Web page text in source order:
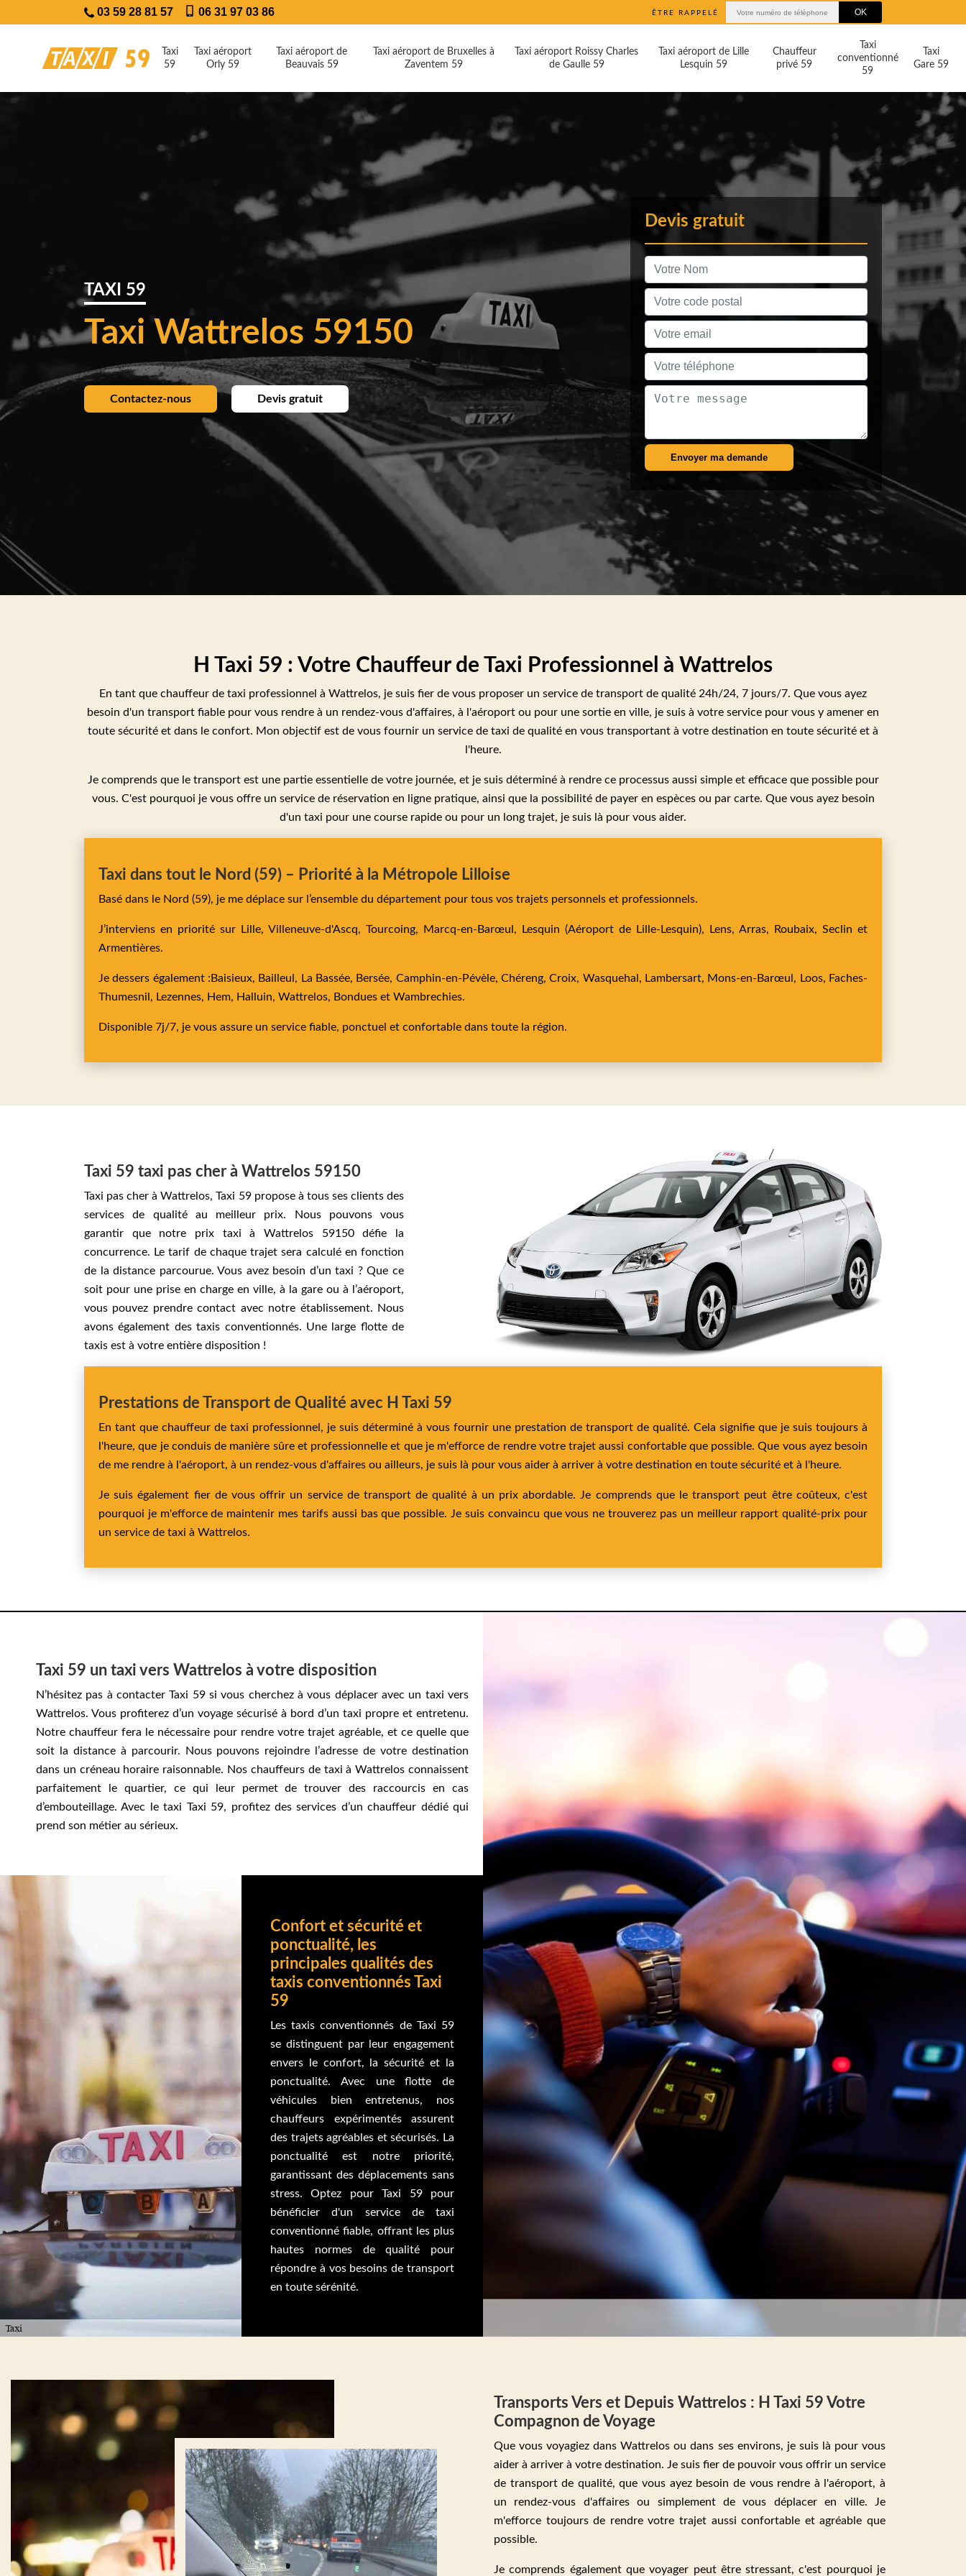
03 59 28 81 57 06 31 97 03 86 ÊTRE RAPPELÉ
Taxi
59
Taxi aéroport
Orly 59
Taxi aéroport de
Beauvais 59
Taxi aéroport de Bruxelles à
Zaventem 59
Taxi aéroport Roissy Charles
de Gaulle 59
Taxi aéroport de Lille
Lesquin 59
Chauffeur
privé 59
Taxi
conventionné
59
Taxi
Gare 59
TAXI 59
Taxi Wattrelos 59150
Contactez-nous Devis gratuit
Devis gratuit
H Taxi 59 : Votre Chauffeur de Taxi Professionnel à Wattrelos
En tant que chauffeur de taxi professionnel à Wattrelos, je suis fier de vous proposer un service de transport de qualité 24h/24, 7 jours/7. Que vous ayez
besoin d'un transport fiable pour vous rendre à un rendez-vous d'affaires, à l'aéroport ou pour une sortie en ville, je suis à votre service pour vous y amener en
toute sécurité et dans le confort. Mon objectif est de vous fournir un service de taxi de qualité en vous transportant à votre destination en toute sécurité et à
l'heure.
Je comprends que le transport est une partie essentielle de votre journée, et je suis déterminé à rendre ce processus aussi simple et efficace que possible pour
vous. C'est pourquoi je vous offre un service de réservation en ligne pratique, ainsi que la possibilité de payer en espèces ou par carte. Que vous ayez besoin
d'un taxi pour une course rapide ou pour un long trajet, je suis là pour vous aider.
Taxi dans tout le Nord (59) – Priorité à la Métropole Lilloise
Basé dans le Nord (59), je me déplace sur l’ensemble du département pour tous vos trajets personnels et professionnels.
J’interviens en priorité sur Lille, Villeneuve-d'Ascq, Tourcoing, Marcq-en-Barœul, Lesquin (Aéroport de Lille-Lesquin), Lens, Arras, Roubaix, Seclin et
Armentières.
Je dessers également : Baisieux, Bailleul, La Bassée, Bersée, Camphin-en-Pévèle,Chéreng,Croix, Wasquehal, Lambersart, Mons-en-Barœul, Loos, Faches-
Thumesnil, Lezennes, Hem, Halluin, Wattrelos, Bondues et Wambrechies.
Disponible 7j/7, je vous assure un service fiable, ponctuel et confortable dans toute la région.
Taxi 59 taxi pas cher à Wattrelos 59150
Taxi pas cher à Wattrelos, Taxi 59 propose à tous ses clients des
services de qualité au meilleur prix. Nous pouvons vous
garantir que notre prix taxi à Wattrelos 59150 défie la
concurrence. Le tarif de chaque trajet sera calculé en fonction
de la distance parcourue. Vous avez besoin d’un taxi ? Que ce
soit pour une prise en charge en ville, à la gare ou à l’aéroport,
vous pouvez prendre contact avec notre établissement. Nous
avons également des taxis conventionnés. Une large flotte de
taxis est à votre entière disposition !
Prestations de Transport de Qualité avec H Taxi 59
En tant que chauffeur de taxi professionnel, je suis déterminé à vous fournir une prestation de transport de qualité. Cela signifie que je suis toujours à
l'heure, que je conduis de manière sûre et professionnelle et que je m'efforce de rendre votre trajet aussi confortable que possible. Que vous ayez besoin
de me rendre à l'aéroport, à un rendez-vous d'affaires ou ailleurs, je suis là pour vous aider à arriver à votre destination en toute sécurité et à l'heure.
Je suis également fier de vous offrir un service de transport de qualité à un prix abordable. Je comprends que le transport peut être coûteux, c'est
pourquoi je m'efforce de maintenir mes tarifs aussi bas que possible. Je suis convaincu que vous ne trouverez pas un meilleur rapport qualité-prix pour
un service de taxi à Wattrelos.
Taxi 59 un taxi vers Wattrelos à votre disposition
N’hésitez pas à contacter Taxi 59 si vous cherchez à vous déplacer avec un taxi vers
Wattrelos. Vous profiterez d’un voyage sécurisé à bord d’un taxi propre et entretenu.
Notre chauffeur fera le nécessaire pour rendre votre trajet agréable, et ce quelle que
soit la distance à parcourir. Nous pouvons rejoindre l’adresse de votre destination
dans un créneau horaire raisonnable. Nos chauffeurs de taxi à Wattrelos connaissent
parfaitement le quartier, ce qui leur permet de trouver des raccourcis en cas
d’embouteillage. Avec le taxi Taxi 59, profitez des services d’un chauffeur dédié qui
prend son métier au sérieux.
Confort et sécurité et
ponctualité, les
principales qualités des
taxis conventionnés Taxi
59
Les taxis conventionnés de Taxi 59
se distinguent par leur engagement
envers le confort, la sécurité et la
ponctualité. Avec une flotte de
véhicules bien entretenus, nos
chauffeurs expérimentés assurent
des trajets agréables et sécurisés. La
ponctualité est notre priorité,
garantissant des déplacements sans
stress. Optez pour Taxi 59 pour
bénéficier d'un service de taxi
conventionné fiable, offrant les plus
hautes normes de qualité pour
répondre à vos besoins de transport
en toute sérénité.
Transports Vers et Depuis Wattrelos : H Taxi 59 Votre
Compagnon de Voyage
Que vous voyagiez dans Wattrelos ou dans ses environs, je suis là pour vous
aider à arriver à votre destination. Je suis fier de pouvoir vous offrir un service
de transport de qualité, que vous ayez besoin de vous rendre à l'aéroport, à
un rendez-vous d'affaires ou simplement de vous déplacer en ville. Je
m'efforce toujours de rendre votre trajet aussi confortable et agréable que
possible.
Je comprends également que voyager peut être stressant, c'est pourquoi je